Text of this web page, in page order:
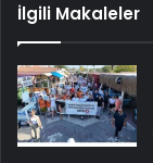
İlgili Makaleler